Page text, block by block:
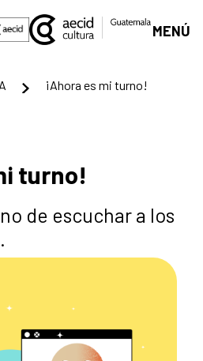
MENÚ
¡Ahora es mi turno!
turno!
de escuchar a los